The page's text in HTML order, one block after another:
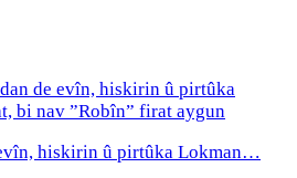
hiskirin û pirtûka Lokman…